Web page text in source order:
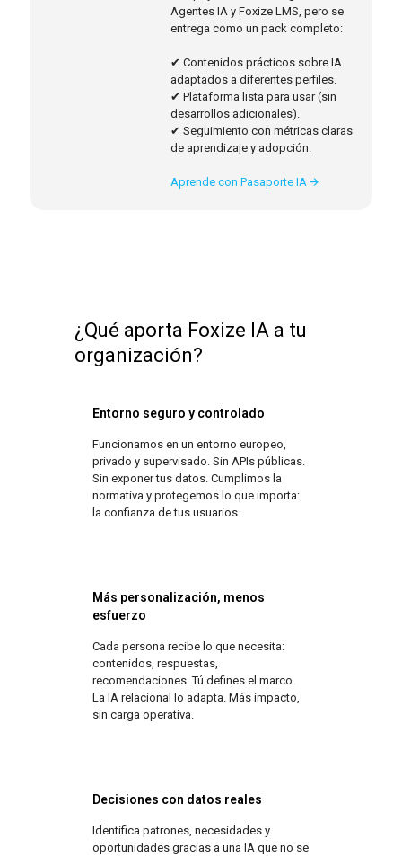
Agentes IA y Foxize LMS, pero se
entrega como un pack completo:
✔ Contenidos prácticos sobre IA
adaptados a diferentes perfiles.
✔ Plataforma lista para usar (sin
desarrollos adicionales).
✔ Seguimiento con métricas claras
de aprendizaje y adopción.
Aprende con Pasaporte IA 🡪
¿Qué aporta Foxize IA a tu
organización?
Entorno seguro y controlado
Funcionamos en un entorno europeo,
privado y supervisado. Sin APIs públicas.
Sin exponer tus datos. Cumplimos la
normativa y protegemos lo que importa:
la confianza de tus usuarios.
Más personalización, menos
esfuerzo
Cada persona recibe lo que necesita:
contenidos, respuestas,
recomendaciones. Tú defines el marco.
La IA relacional lo adapta. Más impacto,
sin carga operativa.
Decisiones con datos reales
Identifica patrones, necesidades y
oportunidades gracias a una IA que no se